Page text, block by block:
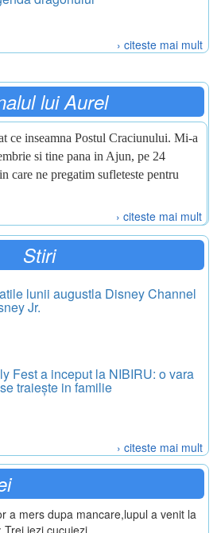
› citeste mai mult
lui Aurel
ce inseamna Postul Craciunului. Mi-a
si tine pana in Ajun, pe 24
care ne pregatim sufleteste pentru
› citeste mai mult
Stiri
lunii augustla Disney Channel
Jr.
Fest a inceput la NIBIRU: o vara
traiește in familie
› citeste mai mult
a mers dupa mancare,lupul a venit la
iezi cucuiezi...